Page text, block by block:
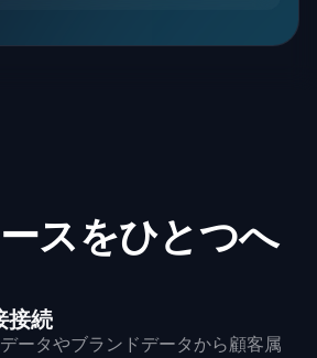
スをひとつへ
接続
ータやブランドデータから顧客属